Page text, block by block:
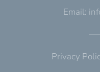
Email:
Privacy